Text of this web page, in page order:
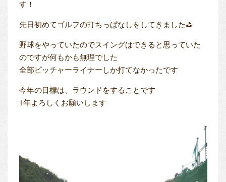
す！
先日初めてゴルフの打ちっぱなしをしてきました⛳️
野球をやっていたのでスイングはできると思っていた
のですが何もかも無理でした
全部ピッチャーライナーしか打てなかったです
今年の目標は、ラウンドをすることです
1年よろしくお願いします